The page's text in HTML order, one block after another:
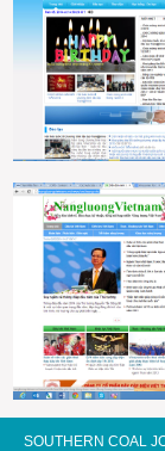
SOUTHERN COAL